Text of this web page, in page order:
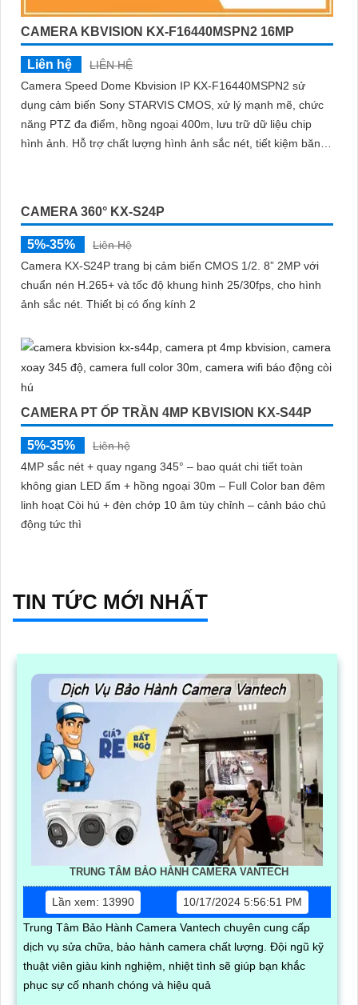
CAMERA KBVISION KX-F16440MSPN2 16MP
Liên hệ
LIÊN HỆ
Camera Speed Dome Kbvision IP KX-F16440MSPN2 sử
dụng cảm biến Sony STARVIS CMOS, xử lý mạnh mẽ, chức
năng PTZ đa điểm, hồng ngoại 400m, lưu trữ dữ liệu chip
hình ảnh. Hỗ trợ chất lượng hình ảnh sắc nét, tiết kiệm băng
CAMERA 360° KX-S24P
5%-35%
Liên Hệ
Camera KX-S24P trang bị cảm biến CMOS 1/2. 8” 2MP với
chuẩn nén H.265+ và tốc độ khung hình 25/30fps, cho hình
ảnh sắc nét. Thiết bị có ống kính 2
CAMERA PT ỐP TRẦN 4MP KBVISION KX-S44P
5%-35%
Liên hệ
4MP sắc nét + quay ngang 345° – bao quát chi tiết toàn
không gian LED ấm + hồng ngoại 30m – Full Color ban đêm
linh hoạt Còi hú + đèn chớp 10 âm tùy chỉnh – cảnh báo chủ
động tức thì
TIN TỨC MỚI NHẤT
TRUNG TÂM BẢO HÀNH CAMERA VANTECH
Lần xem: 13990
10/17/2024 5:56:51 PM
Trung Tâm Bảo Hành Camera Vantech chuyên cung cấp
dịch vụ sửa chữa, bảo hành camera chất lượng. Đội ngũ kỹ
thuật viên giàu kinh nghiệm, nhiệt tình sẽ giúp bạn khắc
phục sự cố nhanh chóng và hiệu quả